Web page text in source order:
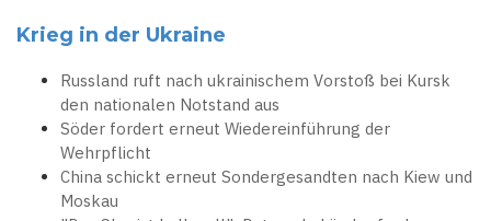
Krieg in der Ukraine
Russland ruft nach ukrainischem Vorstoß bei Kursk
den nationalen Notstand aus
Söder fordert erneut Wiedereinführung der
Wehrpflicht
China schickt erneut Sondergesandten nach Kiew und
Moskau